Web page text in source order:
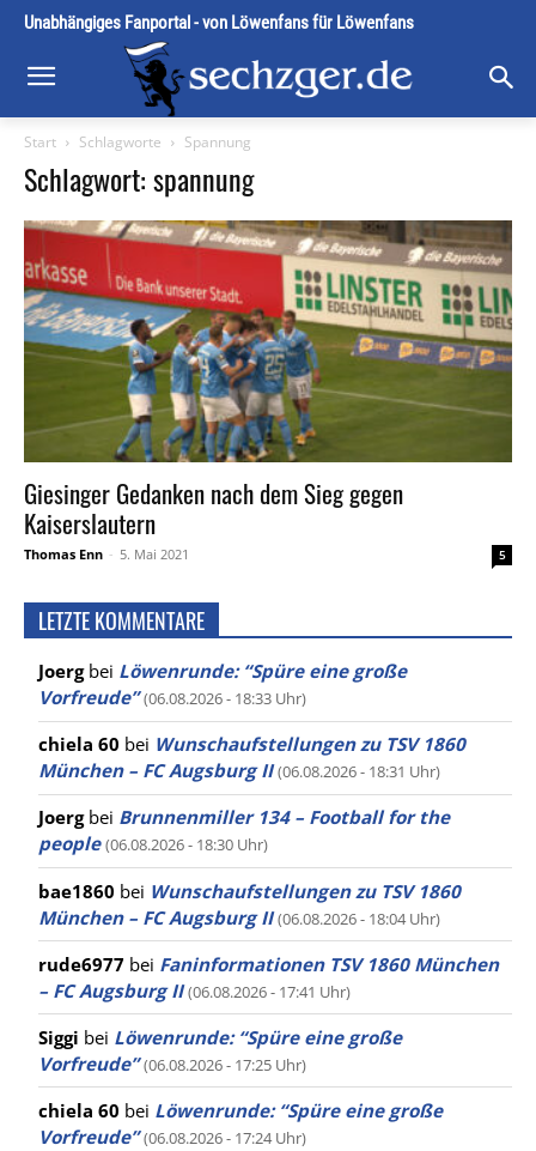
Unabhängiges Fanportal - von Löwenfans für Löwenfans
Start Schlagworte Spannung
Schlagwort: spannung
Giesinger Gedanken nach dem Sieg gegen
Kaiserslautern
Thomas Enn - 5. Mai 2021 5
LETZTE KOMMENTARE
Joergbei Löwenrunde: “Spüre eine große
Vorfreude” (06.08.2026 - 18:33 Uhr)
chiela 60 bei Wunschaufstellungen zu TSV 1860
München – FC Augsburg II (06.08.2026 - 18:31 Uhr)
Joergbei Brunnenmiller 134 – Football for the
people (06.08.2026 - 18:30 Uhr)
bae1860 bei Wunschaufstellungen zu TSV 1860
München – FC Augsburg II (06.08.2026 - 18:04 Uhr)
rude6977 bei Faninformationen TSV 1860 München
– FC Augsburg II (06.08.2026 - 17:41 Uhr)
Siggi bei Löwenrunde: “Spüre eine große
Vorfreude” (06.08.2026 - 17:25 Uhr)
chiela 60 bei Löwenrunde: “Spüre eine große
Vorfreude” (06.08.2026 - 17:24 Uhr)